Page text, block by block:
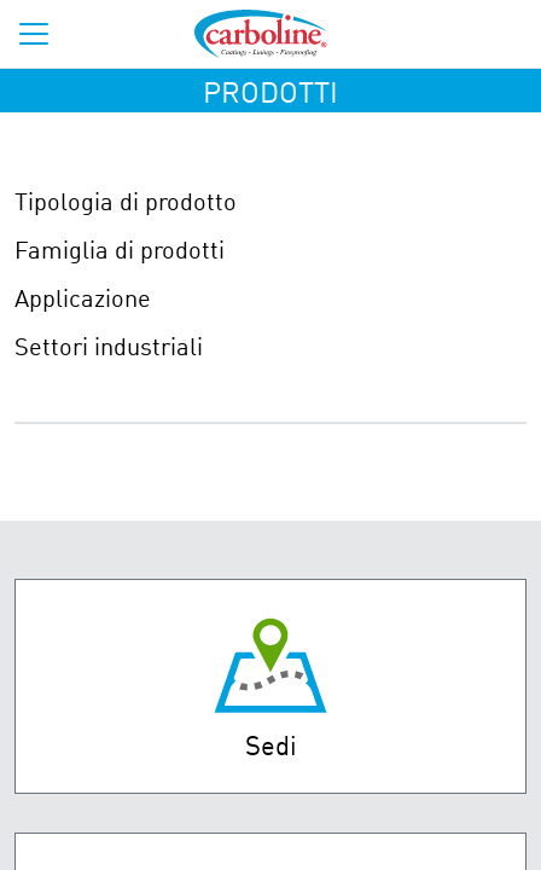
PRODOTTI
Tipologia di prodotto
Famiglia di prodotti
Applicazione
Settori industriali
Sedi